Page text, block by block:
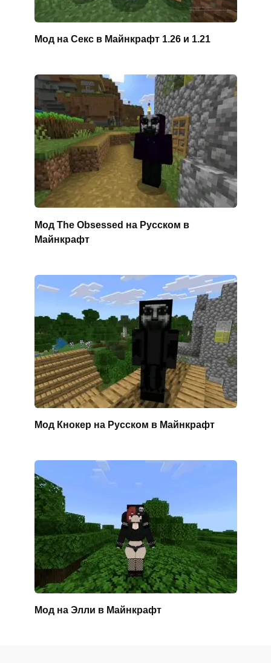
Мод на Секс в Майнкрафт 1.26 и 1.21
Мод The Obsessed на Русском в
Майнкрафт
Мод Кнокер на Русском в Майнкрафт
Мод на Элли в Майнкрафт